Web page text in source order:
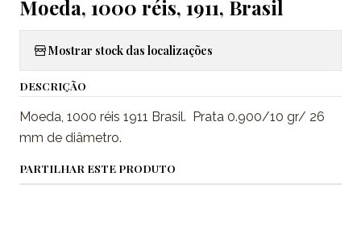
Moeda, 1000 réis, 1911, Brasil
Mostrar stock das localizações
DESCRIÇÃO
Moeda, 1000 réis 1911 Brasil. Prata 0.900/10 gr/ 26
mm de diâmetro.
PARTILHAR ESTE PRODUTO